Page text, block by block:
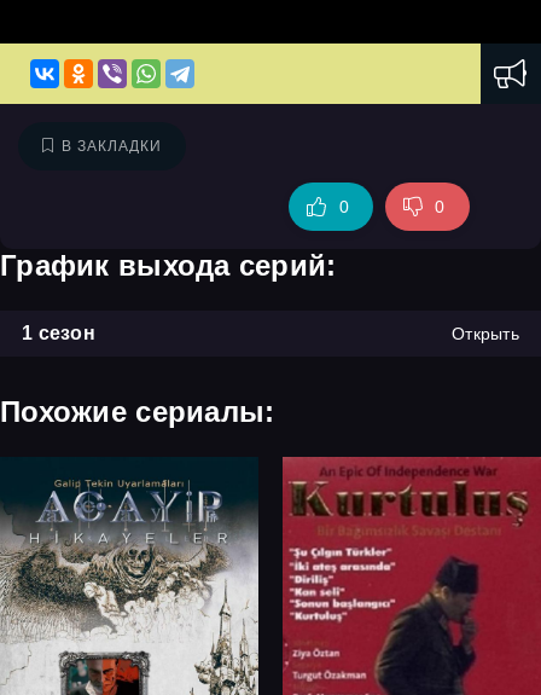
В ЗАКЛАДКИ
0 0
График выхода серий:
1 сезон Открыть
Похожие сериалы: